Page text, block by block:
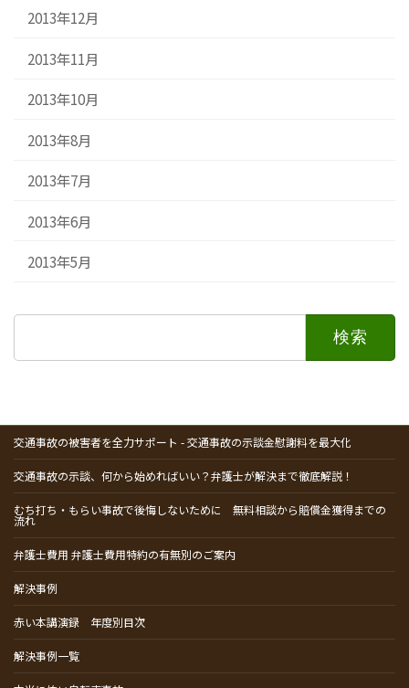
2013年12月
2013年11月
2013年10月
2013年8月
2013年7月
2013年6月
2013年5月
検
交通事故の被害者を全力サポート - 交通事故の示談金慰謝料を最大化
交通事故の示談、何から始めればいい？弁護士が解決まで徹底解説！
むち打ち・もらい事故で後悔しないために 無料相談から賠償金獲得までの
流れ
弁護士費用 弁護士費用特約の有無別のご案内
解決事例
赤い本講演録 年度別目次
解決事例一覧